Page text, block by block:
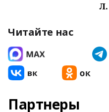
Читайте нас
Партнеры